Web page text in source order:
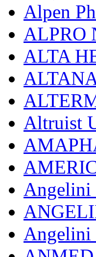
Alpen
ALPRO
ALTA
Altruist
Angelini
Angelini